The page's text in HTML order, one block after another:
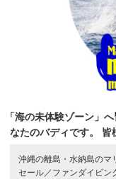
「海の未体験ゾーン」
なたのバディです。
皆
沖縄の離島・水納島のマ
セール／ ファンダイビン